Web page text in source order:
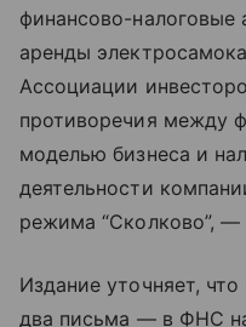
финансово-налоговые
аренды
Ассоциации
противоречия между
моделью бизнеса и
деятельности
режима “Сколково”, —
Издание уточняет,
два письма — в ФНС